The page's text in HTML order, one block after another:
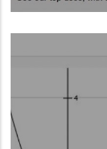
Generador
interactius.
Llegir Més